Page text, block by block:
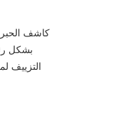
كاشف الحبر
بشكل
التزييف